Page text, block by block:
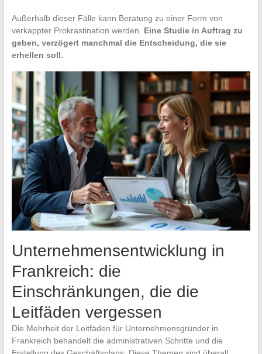
Außerhalb dieser Fälle kann Beratung zu einer Form von
verkappter Prokrastination werden. Eine Studie in Auftrag zu
geben, verzögert manchmal die Entscheidung, die sie
erhellen soll.
Unternehmensentwicklung in
Frankreich: die
Einschränkungen, die die
Leitfäden vergessen
Die Mehrheit der Leitfäden für Unternehmensgründer in
Frankreich behandelt die administrativen Schritte und die